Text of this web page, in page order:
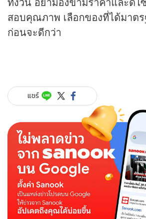
สอบคุณภาพ เลือกของที่ได้มาต
ก่อนจะดีกว่า
แชร์